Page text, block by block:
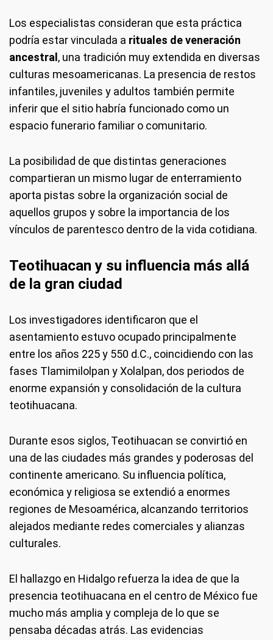
Los especialistas consideran que esta práctica
podría estar vinculada a rituales de veneración
ancestral , una tradición muy extendida en diversas
culturas mesoamericanas. La presencia de restos
infantiles, juveniles y adultos también permite
inferir que el sitio habría funcionado como un
espacio funerario familiar o comunitario.
La posibilidad de que distintas generaciones
compartieran un mismo lugar de enterramiento
aporta pistas sobre la organización social de
aquellos grupos y sobre la importancia de los
vínculos de parentesco dentro de la vida cotidiana.
Teotihuacan y su influencia más allá
de la gran ciudad
Los investigadores identificaron que el
asentamiento estuvo ocupado principalmente
entre los años 225 y 550 d.C., coincidiendo con las
fases Tlamimilolpan y Xolalpan, dos periodos de
enorme expansión y consolidación de la cultura
teotihuacana.
Durante esos siglos, Teotihuacan se convirtió en
una de las ciudades más grandes y poderosas del
continente americano. Su influencia política,
económica y religiosa se extendió a enormes
regiones de Mesoamérica, alcanzando territorios
alejados mediante redes comerciales y alianzas
culturales.
El hallazgo en Hidalgo refuerza la idea de que la
presencia teotihuacana en el centro de México fue
mucho más amplia y compleja de lo que se
pensaba décadas atrás. Las evidencias